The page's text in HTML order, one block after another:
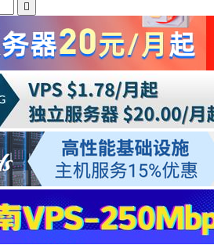
